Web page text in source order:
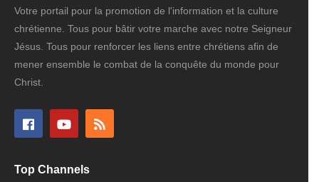
Votre portail pour la promotion de l'information et la culture
chrétienne. Tous pour bâtir votre marche avec notre Seigneur
Jésus. Tous pour renforcer les liens entre chrétiens afin de
mener ensemble le combat de la conquête du monde pour
Christ.
Top Channels